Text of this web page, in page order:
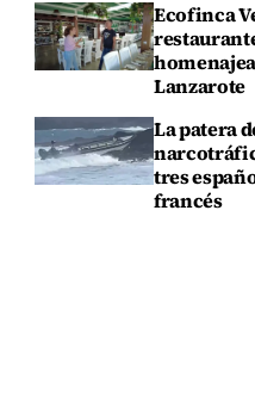
Ecofinca
Lanzarote
La patera
tres
francés